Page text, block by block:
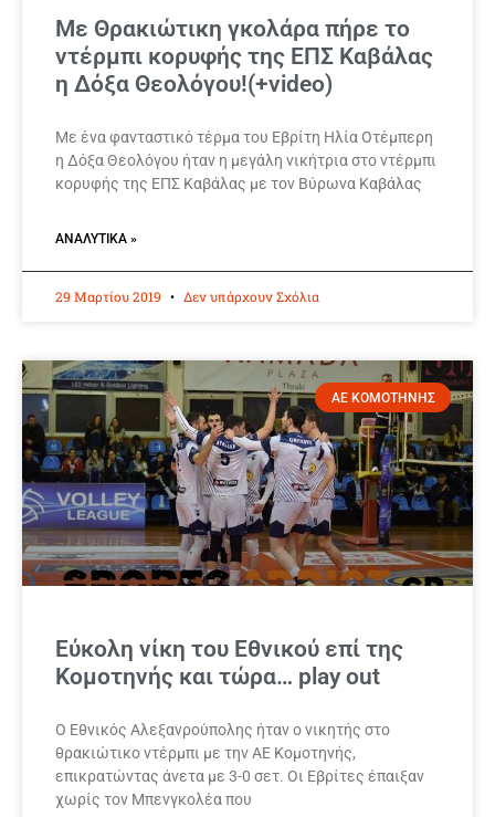
Με Θρακιώτικη γκολάρα πήρε το
ντέρμπι κορυφής της ΕΠΣ Καβάλας
η Δόξα Θεολόγου!(+video)
Με ένα φανταστικό τέρμα του Εβρίτη Ηλία Οτέμπερη
η Δόξα Θεολόγου ήταν η μεγάλη νικήτρια στο ντέρμπι
κορυφής της ΕΠΣ Καβάλας με τον Βύρωνα Καβάλας
ΑΝΑΛΥΤΙΚΆ »
29 Μαρτίου 2019 Δεν υπάρχουν Σχόλια
ΑΕ ΚΟΜΟΤΗΝΗΣ
Εύκολη νίκη του Εθνικού επί της
Κομοτηνής και τώρα… play out
Ο Εθνικός Αλεξανρούπολης ήταν ο νικητής στο
θρακιώτικο ντέρμπι με την ΑΕ Κομοτηνής,
επικρατώντας άνετα με 3-0 σετ. Οι Εβρίτες έπαιξαν
χωρίς τον Μπενγκολέα που